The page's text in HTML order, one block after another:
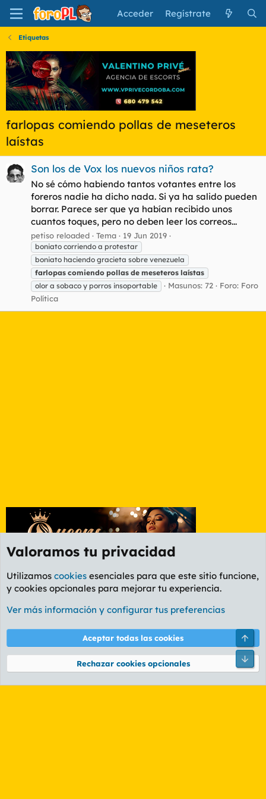
Acceder Regístrate
Etiquetas
farlopas comiendo pollas de meseteros
laístas
Son los de Vox los nuevos niños rata?
No sé cómo habiendo tantos votantes entre los
foreros nadie ha dicho nada. Si ya ha salido pueden
borrar. Parece ser que ya habían recibido unos
cuantos toques, pero no deben leer los correos...
petiso reloaded Tema 19 Jun 2019
boniato corriendo a protestar
boniato haciendo gracieta sobre venezuela
farlopas comiendo pollas de meseteros laístas
olor a sobaco y porros insoportable
Masunos: 72 Foro: Foro
Política
Etiquetas
Cookies
PL OLDSTYLE AMARILLO
Términos y reglas Política de privacidad Ayuda
Community platform by XenForo® © 2010-2026 XenForo Ltd.
Valoramos tu privacidad
Utilizamos cookies esenciales para que este sitio funcione,
y cookies opcionales para mejorar tu experiencia.
Ver más información y configurar tus preferencias
Aceptar todas las cookies
Rechazar cookies opcionales
Pie